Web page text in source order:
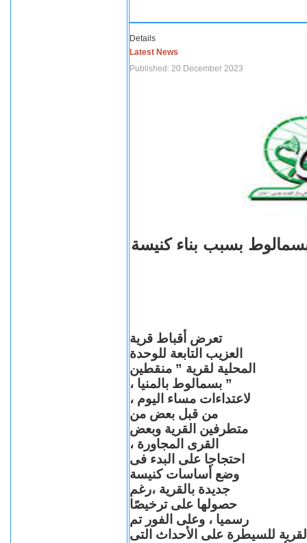
Details
Latest News
Published: 20 December 2023
بسبب بناء كنيسة
تعرض أقباط قرية
العزيب التابعة للوحدة
المحلية لقرية ” منقطين
” بسمالوط بالمنيا ،
لاعتداءات مساء اليوم ،
من قبل بعض من
متطرفين القرية وبعض
القرى المجاورة ،
احتجاجا على البدء فى
وضع أساسات كنيسة
جديدة بالقرية ،رغم
حصولها على ترخيصًا
رسميا ، وعلى الفور تم
للسيطرة على الأحداث التى